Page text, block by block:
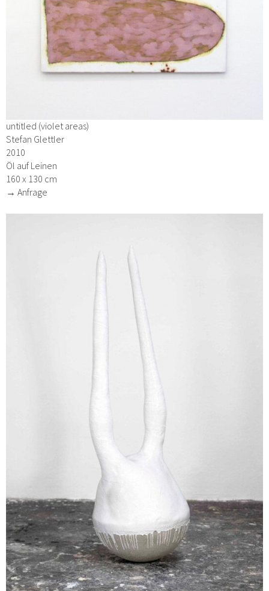
untitled (violet areas)
Stefan Glettler
2010
Öl auf Leinen
160 x 130 cm
→ Anfrage